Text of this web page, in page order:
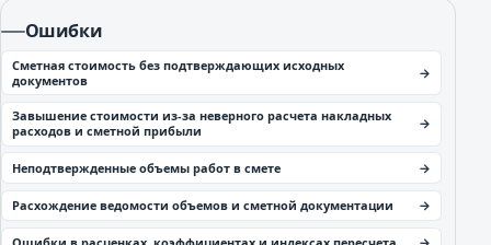
Ошибки
Сметная стоимость без подтверждающих исходных
документов
Завышение стоимости из-за неверного расчета накладных
расходов и сметной прибыли
Неподтвержденные объемы работ в смете
Расхождение ведомости объемов и сметной документации